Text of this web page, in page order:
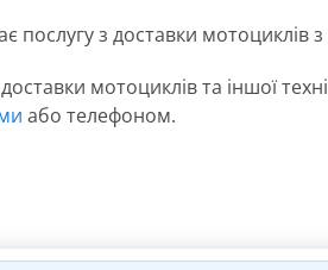
послугу з доставки мотоциклів
мотоциклів та іншої
або телефоном.